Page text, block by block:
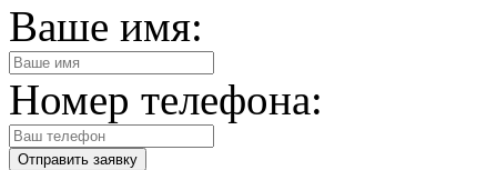
Ваше имя:
Номер телефона: